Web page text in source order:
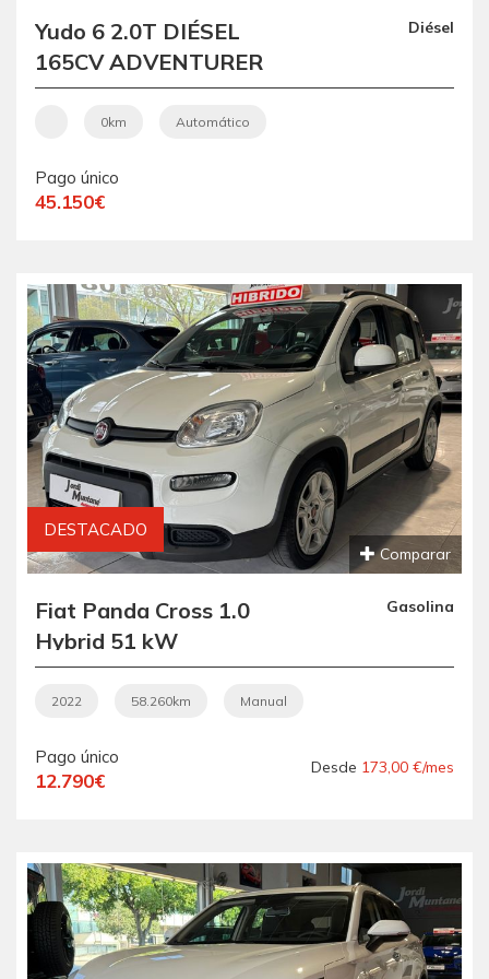
Yudo 6 2.0T DIÉSEL
165CV ADVENTURER
VEHÍCULO NUEVO CON
ENTREGA INMEDIATA
Diésel
0km Automático
Pago único
45.150€
DESTACADO
Comparar
Fiat Panda Cross 1.0
Hybrid 51 kW
Gasolina
2022 58.260km Manual
Pago único
12.790€
Desde 173,00 €/mes